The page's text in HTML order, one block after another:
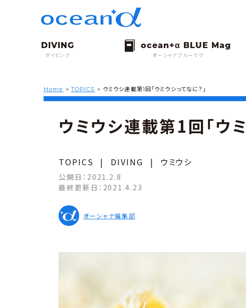
ダイビング オーシャナブルーマグ
Home > TOPICS > ウミウシ連載第1回「ウミウシってなに？」
ウミウシ連載第1回「ウ
TOPICS | DIVING | ウミウシ
公開日： 2021.2.8
最終更新日： 2021.4.23
オーシャナ編集部